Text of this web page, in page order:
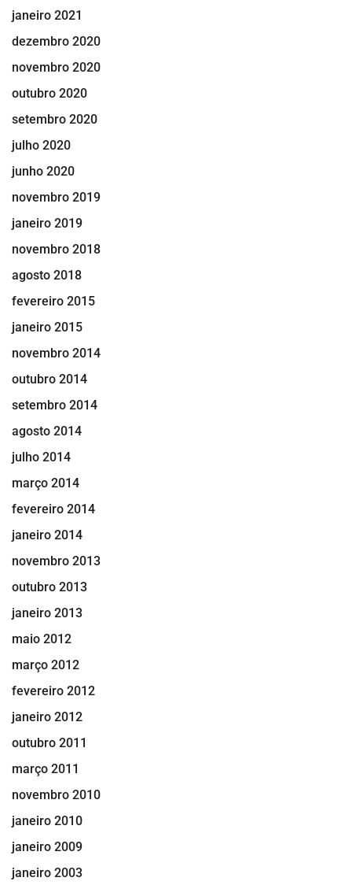
janeiro 2021
dezembro 2020
novembro 2020
outubro 2020
setembro 2020
julho 2020
junho 2020
novembro 2019
janeiro 2019
novembro 2018
agosto 2018
fevereiro 2015
janeiro 2015
novembro 2014
outubro 2014
setembro 2014
agosto 2014
julho 2014
março 2014
fevereiro 2014
janeiro 2014
novembro 2013
outubro 2013
janeiro 2013
maio 2012
março 2012
fevereiro 2012
janeiro 2012
outubro 2011
março 2011
novembro 2010
janeiro 2010
janeiro 2009
janeiro 2003